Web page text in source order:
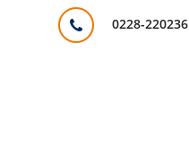
0228-220236